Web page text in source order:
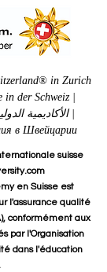
in Zurich
der Schweiz |
الأكاديمية
в Швейцарии
suisse
en Suisse est
l'assurance qualité
conformément aux
par l'Organisation
dans l'éducation